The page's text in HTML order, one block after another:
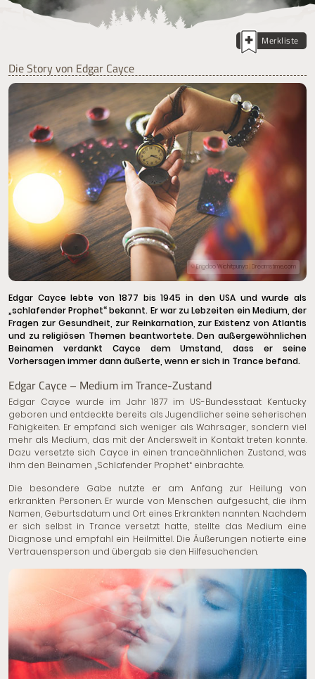
Merkliste
Die Story von Edgar Cayce
© Engdao Wichitpunya | Dreamstime.com
Edgar Cayce lebte von 1877 bis 1945 in den USA und wurde als
„schlafender Prophet“ bekannt. Er war zu Lebzeiten ein Medium, der
Fragen zur Gesundheit, zur Reinkarnation, zur Existenz von Atlantis
und zu religiösen Themen beantwortete. Den außergewöhnlichen
Beinamen verdankt Cayce dem Umstand, dass er seine
Vorhersagen immer dann äußerte, wenn er sich in Trance befand.
Edgar Cayce – Medium im Trance-Zustand
Edgar Cayce wurde im Jahr 1877 im US-Bundesstaat Kentucky
geboren und entdeckte bereits als Jugendlicher seine seherischen
Fähigkeiten. Er empfand sich weniger als Wahrsager, sondern viel
mehr als Medium, das mit der Anderswelt in Kontakt treten konnte.
Dazu versetzte sich Cayce in einen tranceähnlichen Zustand, was
ihm den Beinamen „Schlafender Prophet“ einbrachte.
Die besondere Gabe nutzte er am Anfang zur Heilung von
erkrankten Personen. Er wurde von Menschen aufgesucht, die ihm
Namen, Geburtsdatum und Ort eines Erkrankten nannten. Nachdem
er sich selbst in Trance versetzt hatte, stellte das Medium eine
Diagnose und empfahl ein Heilmittel. Die Äußerungen notierte eine
Vertrauensperson und übergab sie den Hilfesuchenden.